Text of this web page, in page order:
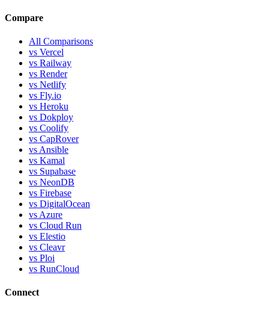
Compare
All Comparisons
vs Vercel
vs Railway
vs Render
vs Netlify
vs Fly.io
vs Heroku
vs Dokploy
vs Coolify
vs CapRover
vs Ansible
vs Kamal
vs Supabase
vs NeonDB
vs Firebase
vs DigitalOcean
vs Azure
vs Cloud Run
vs Elestio
vs Cleavr
vs Ploi
vs RunCloud
Connect